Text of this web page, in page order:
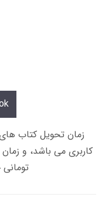
تومانی حداکثر 12